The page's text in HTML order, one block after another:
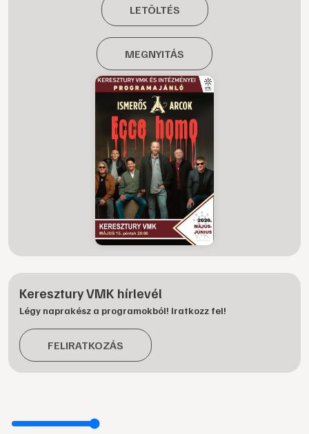
LETÖLTÉS
MEGNYITÁS
Keresztury VMK hírlevél
Légy naprakész a programokból! Iratkozz fel!
FELIRATKOZÁS